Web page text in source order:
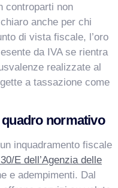
controparti non
anche per chi
di vista fiscale, l’oro
da IVA se rientra
realizzate al
a tassazione come
normativo
inquadramento fiscale
E dell’Agenzia delle
e adempimenti. Dal